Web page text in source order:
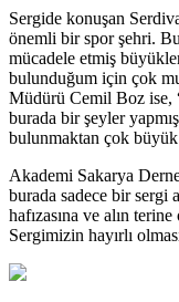
Sergide konuşan
önemli bir spor şehri.
mücadele etmiş
bulunduğum için çok
Müdürü Cemil Boz ise,
burada bir şeyler
bulunmaktan çok
Akademi Sakarya
burada sadece bir sergi
hafızasına ve alın
Sergimizin hayırlı